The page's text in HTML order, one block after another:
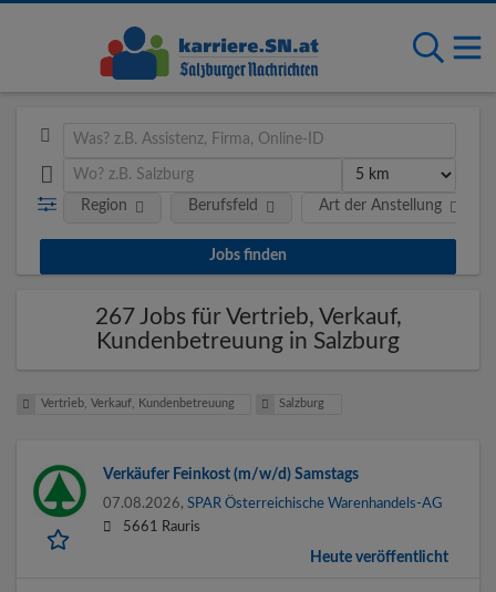
Art der Anstellung
Region Berufsfeld
267 Jobs für Vertrieb, Verkauf,
Kundenbetreuung in Salzburg
Vertrieb, Verkauf, Kundenbetreuung Salzburg
Verkäufer Feinkost (m/w/d) Samstags
07.08.2026, SPAR Österreichische Warenhandels-AG
5661 Rauris
Heute veröffentlicht